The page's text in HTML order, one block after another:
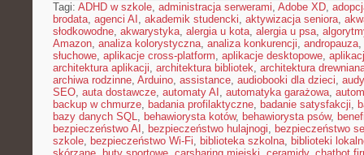
Tagi: ADHD w szkole, administracja serwerami, Adobe XD,
brodata, agenci AI , akademik studencki, aktywizacja seniora,
słodkowodne, akwarystyka, alergia u kota, alergia u psa,
Amazon, analiza kolorystyczna, analiza konkurencji, andropauza,
słuchowe, aplikacje cross-platform, aplikacje desktopowe,
architektura aplikacji, architektura bibliotek, architektura
archiwa rodzinne, Arduino, assistance, audiobooki dla dzieci,
SEO, auta dostawcze, automaty AI , automatyka garażowa,
backup w chmurze, badania profilaktyczne, badanie satysfakcji,
bazy danych SQL, behawiorysta kotów, behawiorysta psów,
bezpieczeństwo AI , bezpieczeństwo hulajnogi, bezpieczeństwo
szkole, bezpieczeństwo Wi-Fi, biblioteka szkolna, biblioteki